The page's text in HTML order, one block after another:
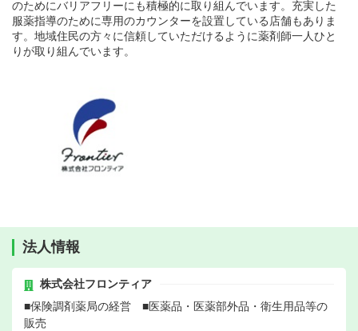
のためにバリアフリーにも積極的に取り組んでいます。充実した
服薬指導のために専用のカウンターを設置している店舗もありま
す。地域住民の方々に信頼していただけるように薬剤師一人ひと
りが取り組んでいます。
法人情報
株式会社フロンティア
■保険調剤薬局の経営 ■医薬品・医薬部外品・衛生用品等の
販売